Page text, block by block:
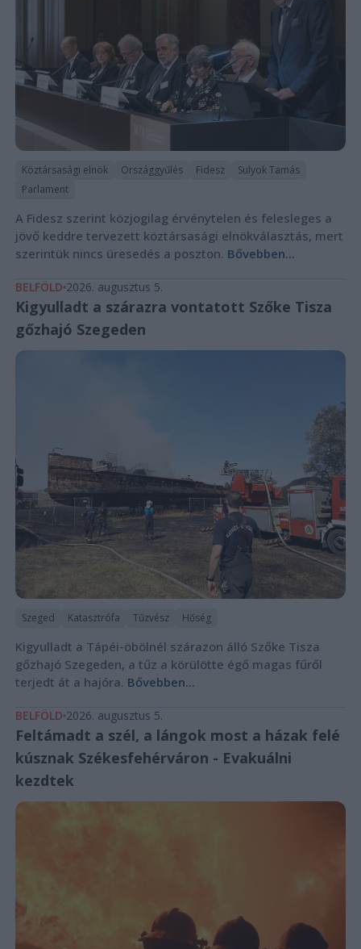
Köztársasági elnök Országgyűlés Fidesz
Sulyok Tamás
Parlament
A Fidesz szerint közjogilag érvénytelen és felesleges a
jövő keddre tervezett köztársasági elnökválasztás, mert
szerintük nincs üresedés a poszton. Bővebben...
BELFÖLD 2026. augusztus 5.
Kigyulladt a szárazra vontatott Szőke Tisza
gőzhajó Szegeden
Szeged Katasztrófa Tűzvész Hőség
Kigyulladt a Tápéi-öbölnél szárazon álló Szőke Tisza
gőzhajó Szegeden, a tűz a körülötte égő magas fűről
terjedt át a hajóra. Bővebben...
BELFÖLD 2026. augusztus 5.
Feltámadt a szél, a lángok most a házak felé
kúsznak Székesfehérváron - Evakuálni
kezdtek